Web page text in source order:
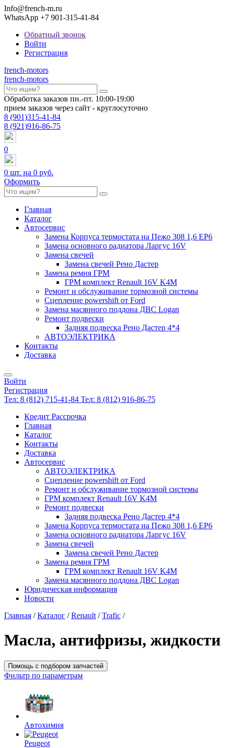
Info@french-m.ru
WhatsApp +7 901-315-41-84
Обратный звонок
Войти
Регистрация
french-motors
french-motors
Обработка заказов пн.-пт. 10:00-19:00
прием заказов через сайт - круглосуточно
8 (901)315-41-84
8 (921)916-86-75
0
0 шт. на 0 руб.
Оформить
Главная
Каталог
Автосервис
Замена Корпуса термостата на Пежо 308 1,6 EP6
Замена основного радиатора Ларгус 16V
Замена свечей
Замена свечей Рено Дастер
Замена ремня ГРМ
ГРМ комплект Renault 16V K4M
Ремонт и обслуживание тормозной системы
Сцепление powershift от Ford
Замена масянного поддона ДВС Logan
Ремонт подвески
Задняя подвеска Рено Дастер 4*4
АВТОЭЛЕКТРИКА
Контакты
Доставка
Войти
Регистрация
Тел: 8 (812) 715-41-84 Тел: 8 (812) 916-86-75
Кредит Рассрочка
Главная
Каталог
Контакты
Доставка
Автосервис
АВТОЭЛЕКТРИКА
Сцепление powershift от Ford
Ремонт и обслуживание тормозной системы
ГРМ комплект Renault 16V K4M
Ремонт подвески
Задняя подвеска Рено Дастер 4*4
Замена Корпуса термостата на Пежо 308 1,6 EP6
Замена основного радиатора Ларгус 16V
Замена свечей
Замена свечей Рено Дастер
Замена ремня ГРМ
ГРМ комплект Renault 16V K4M
Замена масянного поддона ДВС Logan
Юридическая информация
Новости
Главная / Каталог / Renault / Trafic /
Масла, антифризы, жидкости
Помощь с подбором запчастей
Фильтр по параметрам
Автохимия
Peugeot